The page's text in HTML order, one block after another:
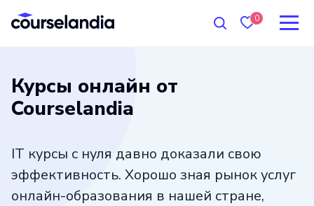
0
Курсы онлайн от
Courselandia
IT курсы с нуля давно доказали свою
эффективность. Хорошо зная рынок услуг
онлайн-образования в нашей стране,